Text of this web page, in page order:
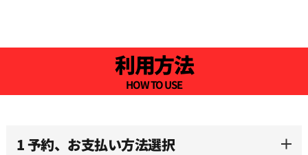
利用方法
HOW TO USE
1 予約、お支払い方法選択